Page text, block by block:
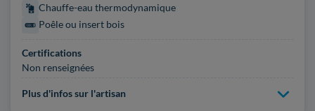
Chauffe-eau thermodynamique
Poêle ou insert bois
Certifications
Non renseignées
Plus d'infos sur l'artisan